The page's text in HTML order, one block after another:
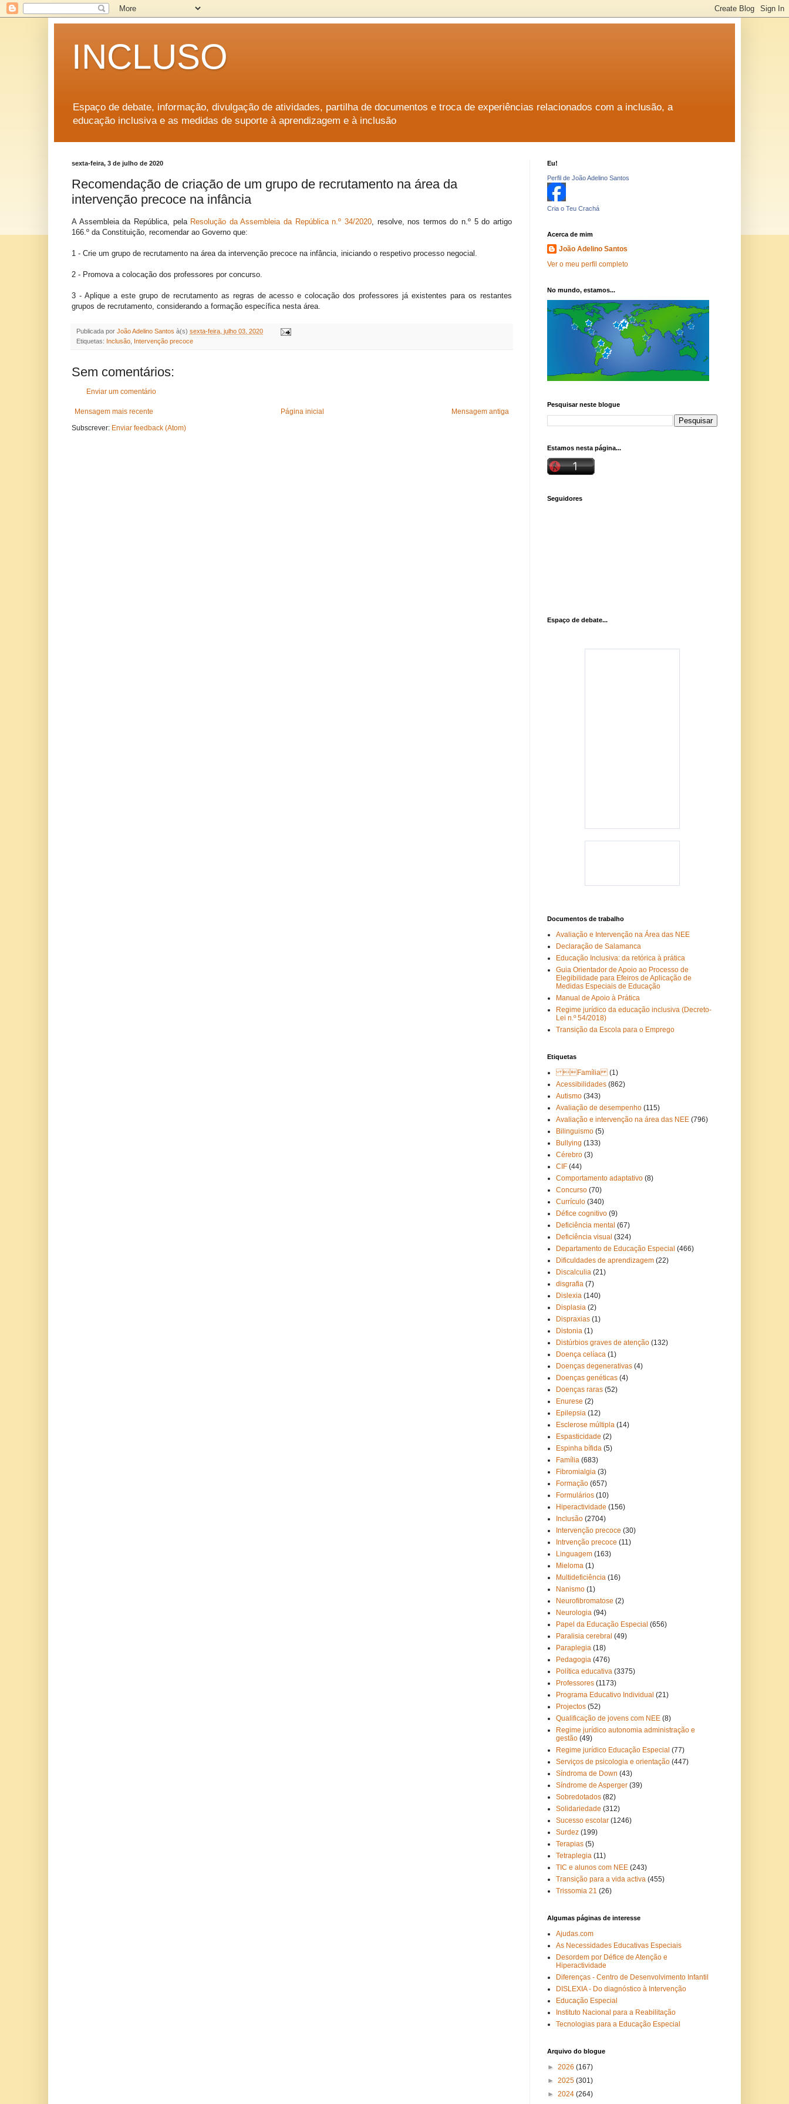
INCLUSO
Espaço de debate, informação, divulgação de atividades, partilha de documentos e troca de experiências relacionados com a inclusão, a
educação inclusiva e as medidas de suporte à aprendizagem e à inclusão
sexta-feira, 3 de julho de 2020
Recomendação de criação de um grupo de recrutamento na área da
intervenção precoce na infância
A Assembleia da República, pela Resolução da Assembleia da República n.º 34/2020, resolve, nos termos do n.º 5 do artigo
166.º da Constituição, recomendar ao Governo que:
1 - Crie um grupo de recrutamento na área da intervenção precoce na infância, iniciando o respetivo processo negocial.
2 - Promova a colocação dos professores por concurso.
3 - Aplique a este grupo de recrutamento as regras de acesso e colocação dos professores já existentes para os restantes
grupos de recrutamento, considerando a formação específica nesta área.
Publicada por João Adelino Santos à(s) sexta-feira, julho 03, 2020
Etiquetas: Inclusão Intervenção precoce
Sem comentários:
Enviar um comentário
Mensagem mais recente Mensagem antiga
Página inicial
Subscrever: Enviar feedback (Atom)
Eu!
Perfil de João Adelino Santos
Cria o Teu Crachá
Acerca de mim
João Adelino Santos
Ver o meu perfil completo
No mundo, estamos...
Pesquisar neste blogue
Estamos nesta página...
Seguidores
Espaço de debate...
Documentos de trabalho
Avaliação e Intervenção na Área das NEE
Declaração de Salamanca
Educação Inclusiva: da retórica à prática
Guia Orientador de Apoio ao Processo de
Elegibilidade para Efeiros de Aplicação de
Medidas Especiais de Educação
Manual de Apoio à Prática
Regime jurídico da educação inclusiva (Decreto-
Lei n.º 54/2018)
Transição da Escola para o Emprego
Etiquetas
Família (1)
Acessibilidades (862)
Autismo (343)
Avaliação de desempenho (115)
Avaliação e intervenção na área das NEE (796)
Bilinguismo (5)
Bullying (133)
Cérebro (3)
CIF (44)
Comportamento adaptativo (8)
Concurso (70)
Currículo (340)
Défice cognitivo (9)
Deficiência mental (67)
Deficiência visual (324)
Departamento de Educação Especial (466)
Dificuldades de aprendizagem (22)
Discalculia (21)
disgrafia (7)
Dislexia (140)
Displasia (2)
Dispraxias (1)
Distonia (1)
Distúrbios graves de atenção (132)
Doença celíaca (1)
Doenças degenerativas (4)
Doenças genéticas (4)
Doenças raras (52)
Enurese (2)
Epilepsia (12)
Esclerose múltipla (14)
Espasticidade (2)
Espinha bífida (5)
Família (683)
Fibromialgia (3)
Formação (657)
Formulários (10)
Hiperactividade (156)
Inclusão (2704)
Intervenção precoce (30)
Intrvenção precoce (11)
Linguagem (163)
Mieloma (1)
Multideficiência (16)
Nanismo (1)
Neurofibromatose (2)
Neurologia (94)
Papel da Educação Especial (656)
Paralisia cerebral (49)
Paraplegia (18)
Pedagogia (476)
Política educativa (3375)
Professores (1173)
Programa Educativo Individual (21)
Projectos (52)
Qualificação de jovens com NEE (8)
Regime jurídico autonomia administração e
gestão (49)
Regime jurídico Educação Especial (77)
Serviços de psicologia e orientação (447)
Síndroma de Down (43)
Síndrome de Asperger (39)
Sobredotados (82)
Solidariedade (312)
Sucesso escolar (1246)
Surdez (199)
Terapias (5)
Tetraplegia (11)
TIC e alunos com NEE (243)
Transição para a vida activa (455)
Trissomia 21 (26)
Algumas páginas de interesse
Ajudas.com
As Necessidades Educativas Especiais
Desordem por Défice de Atenção e
Hiperactividade
Diferenças - Centro de Desenvolvimento Infantil
DISLEXIA - Do diagnóstico à Intervenção
Educação Especial
Instituto Nacional para a Reabilitação
Tecnologias para a Educação Especial
Arquivo do blogue
► 2026 (167)
► 2025 (301)
► 2024 (264)